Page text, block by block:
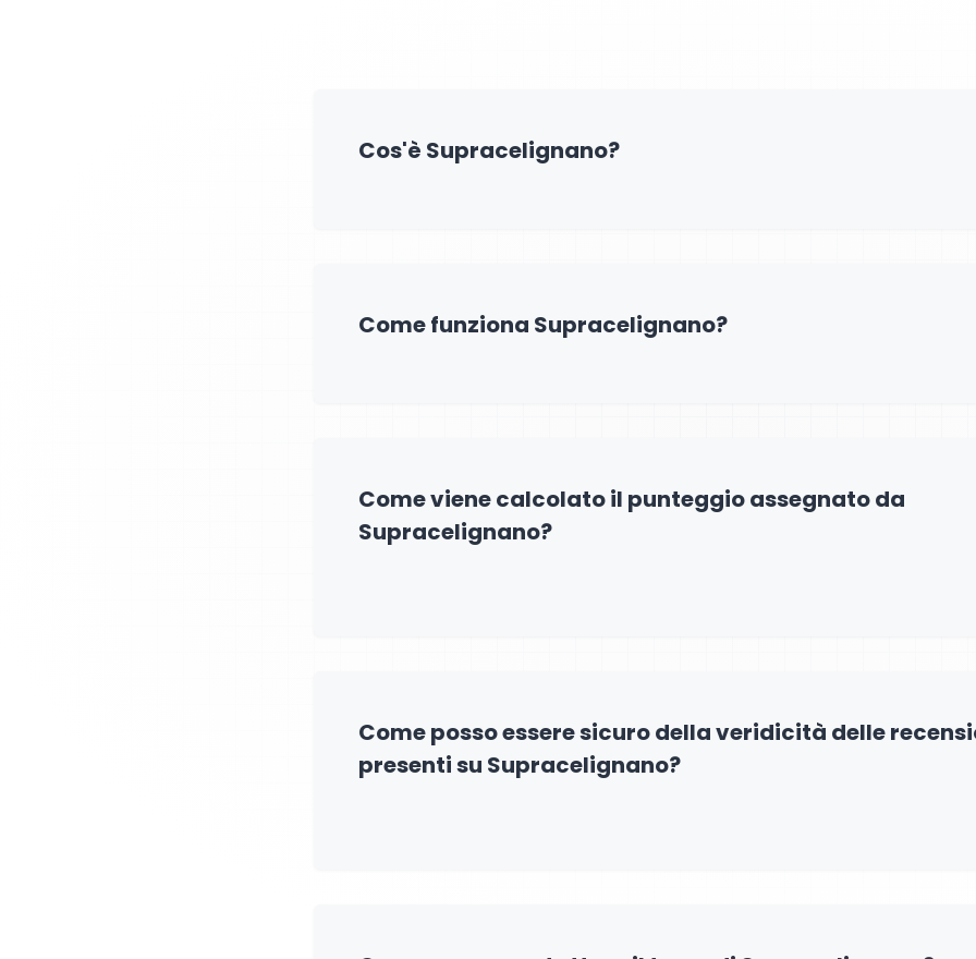
Cos'è Supracelignano?
Come funziona Supracelignano?
Come viene calcolato il punteggio assegnato da
Supracelignano?
Come posso essere sicuro della veridicità delle
presenti su Supracelignano?